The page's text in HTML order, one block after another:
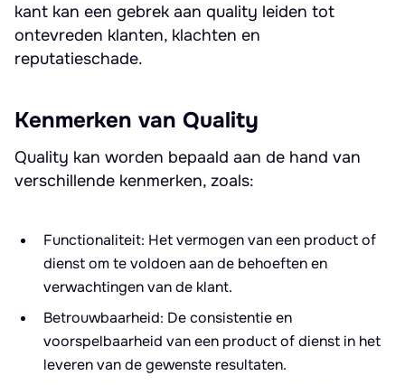
kant kan een gebrek aan quality leiden tot
ontevreden klanten, klachten en
reputatieschade.
Kenmerken van Quality
Quality kan worden bepaald aan de hand van
verschillende kenmerken, zoals:
Functionaliteit: Het vermogen van een product of
dienst om te voldoen aan de behoeften en
verwachtingen van de klant.
Betrouwbaarheid: De consistentie en
voorspelbaarheid van een product of dienst in het
leveren van de gewenste resultaten.